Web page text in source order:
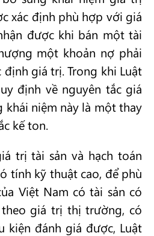
xác định phù hợp với giá
được khi bán một tài
một khoản nợ phải
giá trị. Trong khi Luật
định về nguyên tắc giá
khái niệm này là một thay
kế ton.
trị tài sản và hạch toán
tính kỹ thuật cao, để phù
Việt Nam có tài sản có
giá trị thị trường, có
kiện đánh giá được, Luật